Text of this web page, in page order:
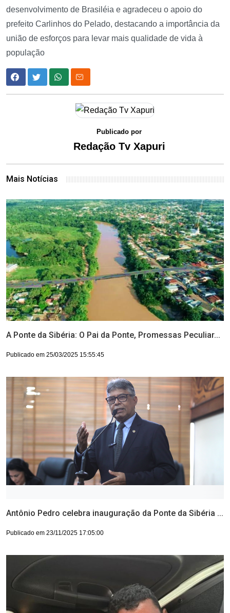
desenvolvimento de Brasiléia e agradeceu o apoio do
prefeito Carlinhos do Pelado, destacando a importância da
união de esforços para levar mais qualidade de vida à
população
Publicado por
Redação Tv Xapuri
Mais Notícias
A Ponte da Sibéria: O Pai da Ponte, Promessas Peculiar...
Publicado em 25/03/2025 15:55:45
Antônio Pedro celebra inauguração da Ponte da Sibéria ...
Publicado em 23/11/2025 17:05:00